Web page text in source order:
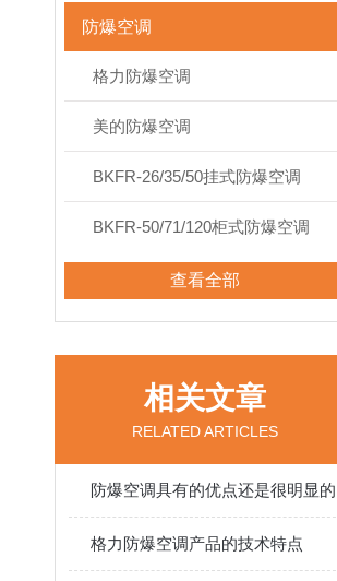
防爆空调
格力防爆空调
美的防爆空调
BKFR-26/35/50挂式防爆空调
BKFR-50/71/120柜式防爆空调
查看全部
相关文章
RELATED ARTICLES
防爆空调具有的优点还是很明显的
格力防爆空调产品的技术特点